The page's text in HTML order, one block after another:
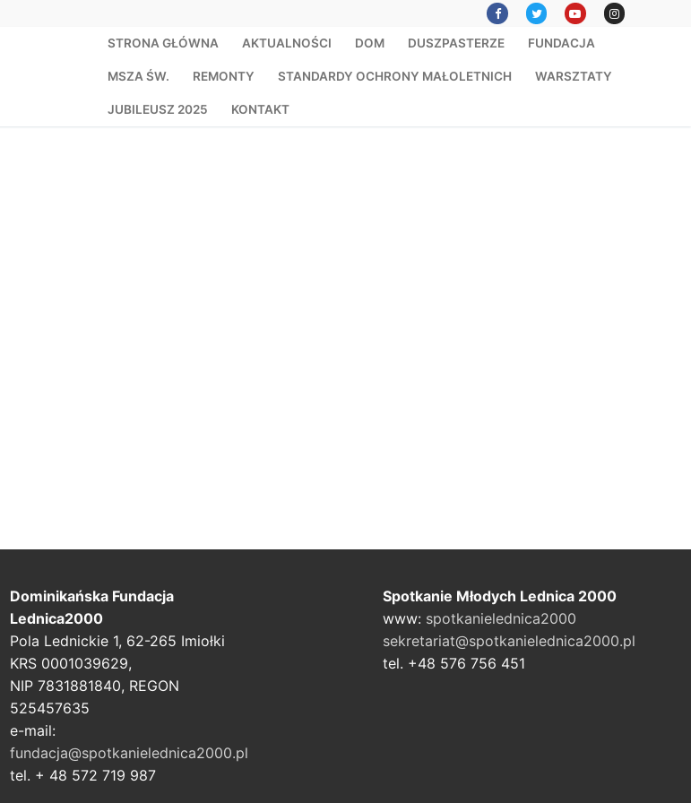
STRONA GŁÓWNA AKTUALNOŚCI DOM DUSZPASTERZE FUNDACJA
MSZA ŚW. REMONTY STANDARDY OCHRONY MAŁOLETNICH WARSZTATY
JUBILEUSZ 2025 KONTAKT
Dominikańska Fundacja
Lednica2000
Pola Lednickie 1, 62-265 Imiołki
KRS 0001039629,
NIP 7831881840, REGON
525457635
e-mail:
fundacja@spotkanielednica2000.pl
tel. + 48 572 719 987
Spotkanie Młodych Lednica 2000
www: spotkanielednica2000
sekretariat@spotkanielednica2000.pl
tel. +48 576 756 451